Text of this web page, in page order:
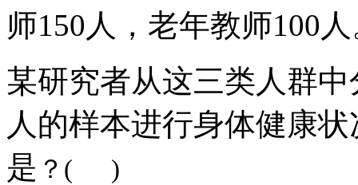
师150人，老年教师100
某研究者从这三类人群
人的样本进行身体健康
是 ？( )